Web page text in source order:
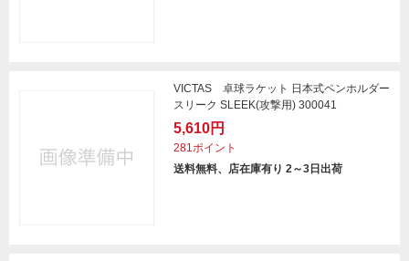
VICTAS 卓球ラケット 日本式ペンホルダー
スリーク SLEEK(攻撃用) 300041
5,610円
281ポイント
送料無料、店在庫有り 2～3日出荷